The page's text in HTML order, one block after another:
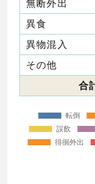
無断外出
異食
異物混入
その他
合